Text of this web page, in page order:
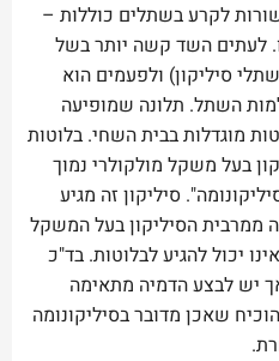
לקרע בשתלים כוללות –
לעתים השד קשה יותר בשל
סיליקון) ולפעמים הוא
השתל. תלונה שמופיעה
מוגדלות בבית השחי. בלוטות
בעל משקל מולקולרי נמוך
סיליקון זה מגיע
ממרבית הסיליקון בעל המשקל
יכול להגיע לבלוטות. בד"כ
יש לבצע הדמיה מתאימה
שאכן מדובר בסיליקונומה